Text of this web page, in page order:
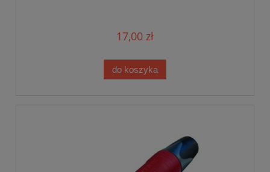
17,00 zł
do koszyka